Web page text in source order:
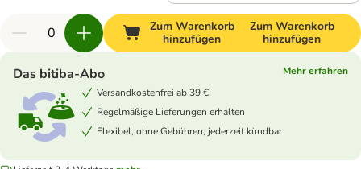
Zum Warenkorb
hinzufügen
Zum Warenkorb
hinzufügen
Das bitiba-Abo
Mehr erfahren
Versandkostenfrei ab 39 €
Regelmäßige Lieferungen erhalten
Flexibel, ohne Gebühren, jederzeit kündbar